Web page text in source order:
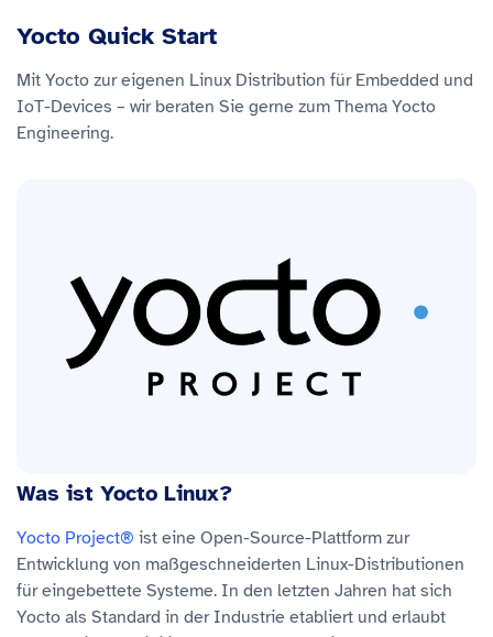
Yocto Quick Start
Mit Yocto zur eigenen Linux Distribution für Embedded und
IoT-Devices – wir beraten Sie gerne zum Thema Yocto
Engineering.
Was ist Yocto Linux?
Yocto Project® ist eine Open-Source-Plattform zur
Entwicklung von maßgeschneiderten Linux-Distributionen
für eingebettete Systeme. In den letzten Jahren hat sich
Yocto als Standard in der Industrie etabliert und erlaubt